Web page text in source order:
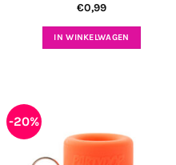
€0,99
IN WINKELWAGEN
-20%